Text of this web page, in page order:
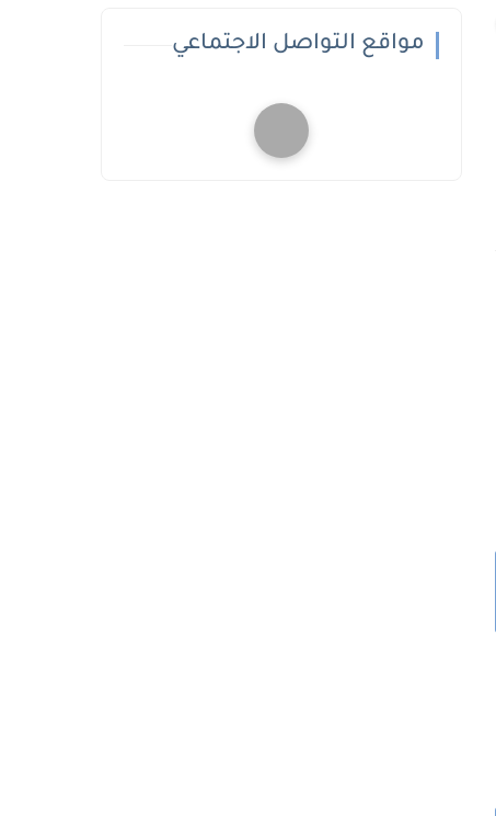
مواقع التواصل الاجتماعي